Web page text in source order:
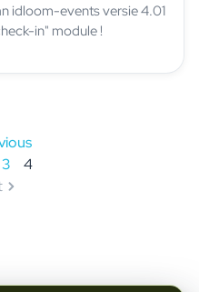
idloom-events versie 4.01
in" module !
3
4